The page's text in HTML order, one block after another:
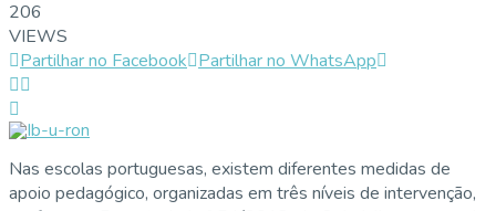
206
VIEWS
Partilhar no Facebook Partilhar no WhatsApp
Nas escolas portuguesas, existem diferentes medidas de
apoio pedagógico, organizadas em três níveis de intervenção,